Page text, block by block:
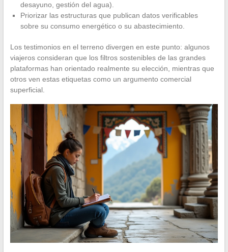
desayuno, gestión del agua).
Priorizar las estructuras que publican datos verificables
sobre su consumo energético o su abastecimiento.
Los testimonios en el terreno divergen en este punto: algunos
viajeros consideran que los filtros sostenibles de las grandes
plataformas han orientado realmente su elección, mientras que
otros ven estas etiquetas como un argumento comercial
superficial.